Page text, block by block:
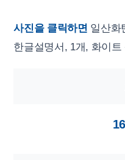
사진을 클릭하면 일산화
한글설명서, 1개, 화이